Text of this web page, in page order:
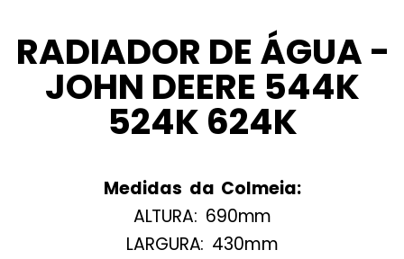
RADIADOR DE ÁGUA -
JOHN DEERE 544K
524K 624K
Medidas da Colmeia:
ALTURA: 690mm
LARGURA: 430mm